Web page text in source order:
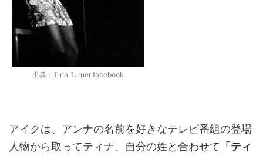
出典： Tina Turner facebook
アイクは、アンナの名前を好きなテレビ番組の登場
人物から取ってティナ、自分の姓と合わせて 「ティ